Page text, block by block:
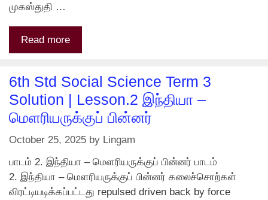
முகஸ்துதி …
Read more
6th Std Social Science Term 3
Solution | Lesson.2 இந்தியா –
மெளரியருக்குப் பின்னர்
October 25, 2025 by Lingam
பாடம் 2. இந்தியா – மெளரியருக்குப் பின்னர் பாடம்
2. இந்தியா – மெளரியருக்குப் பின்னர் கலைச்சொற்கள்
விரட்டியடிக்கப்பட்டது repulsed driven back by force